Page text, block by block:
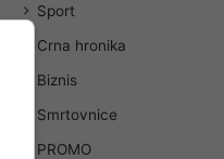
Sport
Crna hronika
Biznis
Smrtovnice
PROMO